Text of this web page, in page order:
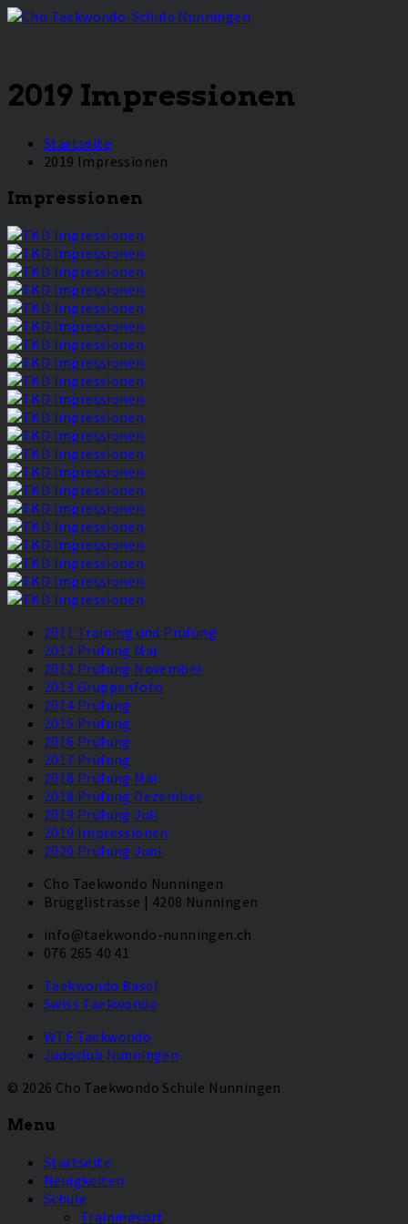
2019 Impressionen
Startseite
2019 Impressionen
Impressionen
2011 Training und Prüfung
2012 Prüfung Mai
2012 Prüfung November
2013 Gruppenfoto
2014 Prüfung
2015 Prüfung
2016 Prüfung
2017 Prüfung
2018 Prüfung Mai
2018 Prüfung Dezember
2019 Prüfung Juli
2019 Impressionen
2020 Prüfung Juni
Cho Taekwondo Nunningen
Brügglistrasse | 4208 Nunningen
info@taekwondo-nunningen.ch
076 265 40 41
Taekwondo Basel
Swiss Taekwondo
WTF Taekwondo
Judoclub Nunningen
© 2026 Cho Taekwondo Schule Nunningen
Menu
Startseite
Neuigkeiten
Schule
Trainingsort